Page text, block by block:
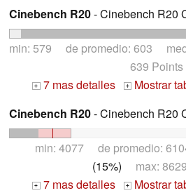
Cinebench R20- Cinebench R20
min: 579 de promedio: 603
639 Points
+ 7 mas detalles +
Mostrar
Cinebench R20- Cinebench R20
min: 4077 de promedio:
(15%) max:
+ 7 mas detalles +
Mostrar